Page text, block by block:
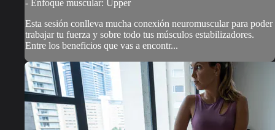
- Enfoque muscular: Upper
Esta sesión conlleva mucha conexión neuromuscular para poder
trabajar tu fuerza y sobre todo tus músculos estabilizadores.
Entre los beneficios que vas a encontr...